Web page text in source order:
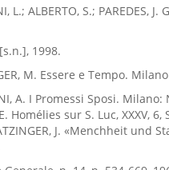
L.; ALBERTO, S.; PAREDES,
1998.
M. Essere e Tempo.
A. I Promessi Sposi.
Homélies sur S. Luc, XXXV,
J. «Menchheit und